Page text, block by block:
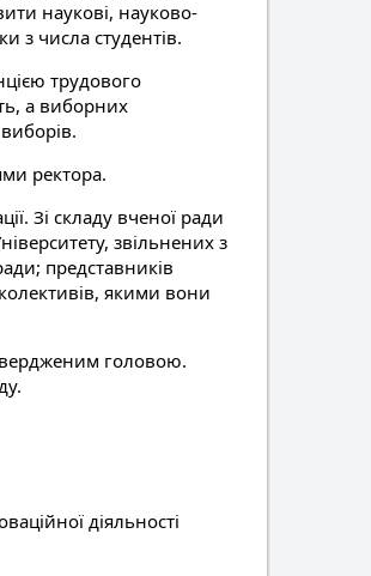
наукові, науково-
з числа студентів.
трудового
а виборних
ректора.
Зі складу вченої ради
звільнених з
представників
якими вони
головою.
діяльності